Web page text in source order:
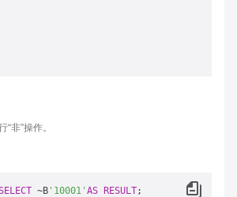
非”操作。
~B '10001' AS RESULT;